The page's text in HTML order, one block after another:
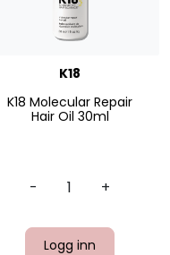
K18
K18 Molecular Repair
Hair Oil 30ml
- +
Logg inn